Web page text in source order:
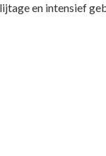
en intensief